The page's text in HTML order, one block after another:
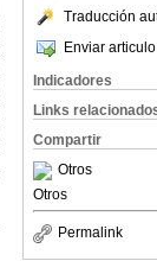
Traducción
Enviar
Indicadores
Links
Compartir
Otros
Otros
Permalink